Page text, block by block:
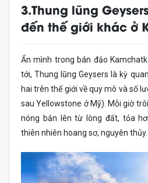
3.Thung lũng
đến thế giới khác ở
Ẩn mình trong bán đảo
tới, Thung lũng Geysers là kỳ
hai trên thế giới về quy mô và số
sau Yellowstone ở Mỹ). Mỗi giờ
nóng bắn lên từ lòng đất, tỏa
thiên nhiên hoang sơ, nguyên thủy.